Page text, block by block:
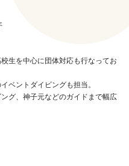
生を中心に団体対応も行なってお
ベントダイビングも担当。
グ、神子元などのガイドまで幅広